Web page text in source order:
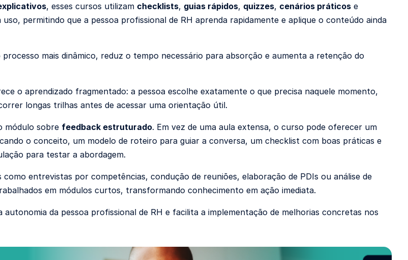
, esses cursos utilizam checklists, guias rápidos, quizzes, cenários práticos e
permitindo que a pessoa profissional de RH aprenda rapidamente e aplique o conteúdo ainda
processo mais dinâmico, reduz o tempo necessário para absorção e aumenta a retenção do
o aprendizado fragmentado: a pessoa escolhe exatamente o que precisa naquele momento,
longas trilhas antes de acessar uma orientação útil.
módulo sobre feedback estruturado. Em vez de uma aula extensa, o curso pode oferecer um
o conceito, um modelo de roteiro para guiar a conversa, um checklist com boas práticas e
para testar a abordagem.
como entrevistas por competências, condução de reuniões, elaboração de PDIs ou análise de
em módulos curtos, transformando conhecimento em ação imediata.
autonomia da pessoa profissional de RH e facilita a implementação de melhorias concretas nos